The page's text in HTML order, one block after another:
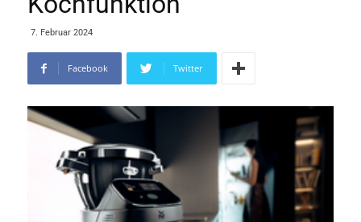
7. Februar 2024
Facebook Twitter